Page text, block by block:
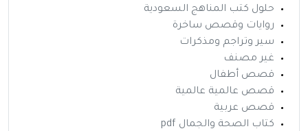
حلول كتب المناهج السعودية
روايات وقصص ساخرة
سير وتراجم ومذكرات
غير مصنف
قصص أطفال
قصص عالمية عالمية
قصص عربية
كتاب الصحة والجمال pdf